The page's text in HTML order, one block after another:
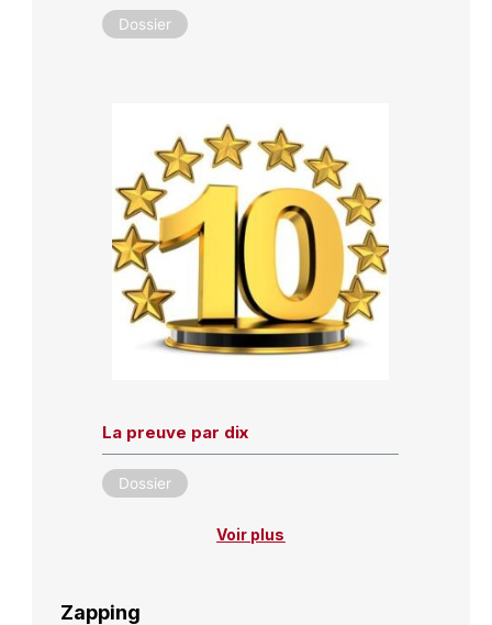
Dossier
La preuve par dix
Dossier
Voir plus
Zapping